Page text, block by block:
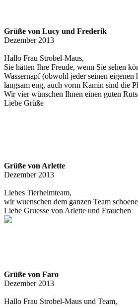
Grüße von Lucy und Frederik
Dezember 2013
Hallo Frau Strobel-Maus,
Sie hätten Ihre Freude, wenn Sie sehen
Wassernapf (obwohl jeder seinen
langsam eng, auch vorm Kamin sind die
Wir vier wünschen Ihnen einen guten
Liebe Grüße
Grüße von Arlette
Dezember 2013
Liebes Tierheimteam,
wir wuenschen dem ganzen Team
Liebe Gruesse von Arlette und Frauchen
Grüße von Faro
Dezember 2013
Hallo Frau Strobel-Maus und Team,